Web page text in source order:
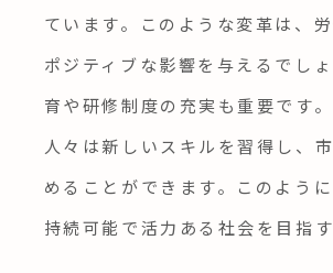
ています。このような変革は、
ポジティブな影響を与えるでし
育や研修制度の充実も重要です。
人々は新しいスキルを習得し、
めることができます。このよう
持続可能で活力ある社会を目指す